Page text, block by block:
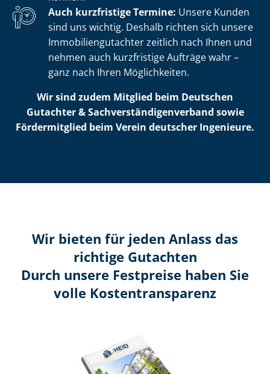
Auch kurzfristige Termine: Unsere Kunden
sind uns wichtig. Deshalb richten sich unsere
Im­mo­bi­li­en­gut­ach­ter zeitlich nach Ihnen und
nehmen auch kurzfristige Aufträge wahr –
ganz nach Ihren Möglichkeiten.
Wir sind zudem Mitglied beim Deutschen
Gutachter & Sach­ver­stän­di­gen­ver­band sowie
Fördermitglied beim Verein deutscher Ingenieure.
Wir bieten für jeden Anlass das
richtige Gutachten
Durch unsere Festpreise haben Sie
volle Kosten­transparenz